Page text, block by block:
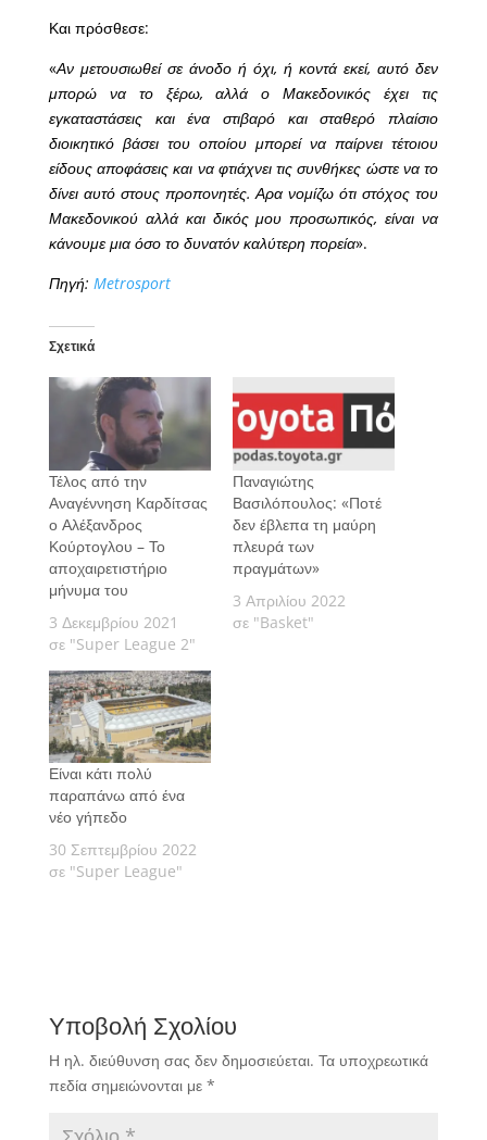
Και πρόσθεσε:
«Αν μετουσιωθεί σε άνοδο ή όχι, ή κοντά εκεί, αυτό δεν
μπορώ να το ξέρω, αλλά ο Μακεδονικός έχει τις
εγκαταστάσεις και ένα στιβαρό και σταθερό πλαίσιο
διοικητικό βάσει του οποίου μπορεί να παίρνει τέτοιου
είδους αποφάσεις και να φτιάχνει τις συνθήκες ώστε να το
δίνει αυτό στους προπονητές. Αρα νομίζω ότι στόχος του
Μακεδονικού αλλά και δικός μου προσωπικός, είναι να
κάνουμε μια όσο το δυνατόν καλύτερη πορεία».
Πηγή: Metrosport
Σχετικά
Τέλος από την
Αναγέννηση Καρδίτσας
ο Αλέξανδρος
Κούρτογλου – Το
αποχαιρετιστήριο
μήνυμα του
3 Δεκεμβρίου 2021
σε "Super League 2"
Παναγιώτης
Βασιλόπουλος: «Ποτέ
δεν έβλεπα τη μαύρη
πλευρά των
πραγμάτων»
3 Απριλίου 2022
σε "Basket"
Είναι κάτι πολύ
παραπάνω από ένα
νέο γήπεδο
30 Σεπτεμβρίου 2022
σε "Super League"
Υποβολή Σχολίου
Η ηλ. διεύθυνση σας δεν δημοσιεύεται. Τα υποχρεωτικά
πεδία σημειώνονται με *